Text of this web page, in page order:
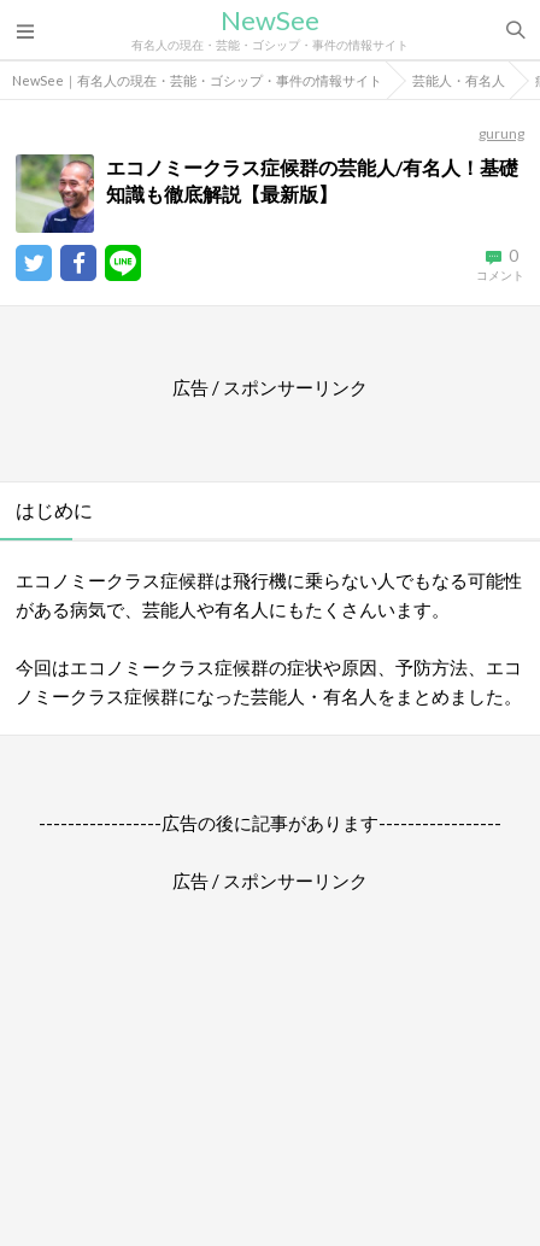
NewSee
有名人の現在・芸能・ゴシップ・事件の情報サイト
NewSee｜有名人の現在・芸能・ゴシップ・事件の情報サイト 芸能人・有名人
gurung
エコノミークラス症候群の芸能人/有名人！基礎
知識も徹底解説【最新版】
0
コメント
広告 / スポンサーリンク
はじめに
エコノミークラス症候群は飛行機に乗らない人でもなる可能性
がある病気で、芸能人や有名人にもたくさんいます。
今回はエコノミークラス症候群の症状や原因、予防方法、エコ
ノミークラス症候群になった芸能人・有名人をまとめました。
-----------------広告の後に記事があります-----------------
広告 / スポンサーリンク